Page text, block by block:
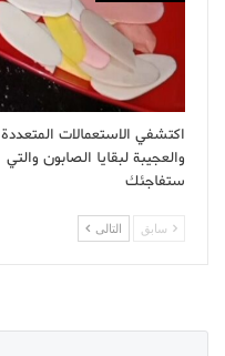
اكتشفي الاستعمالات المتعددة
والعجيبة لبقايا الصابون والتي
ستفاجئك
سابق التالى